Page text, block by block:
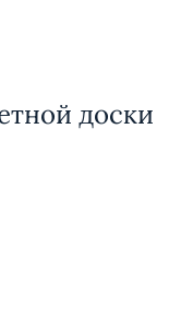
доски